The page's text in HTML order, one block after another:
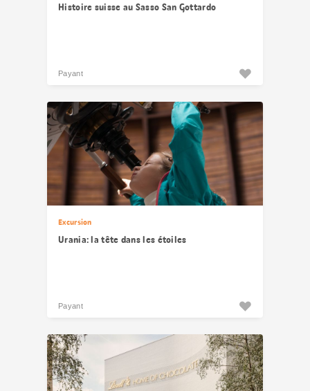
Histoire suisse au Sasso San Gottardo
Payant
Excursion
Urania: la tête dans les étoiles
Payant